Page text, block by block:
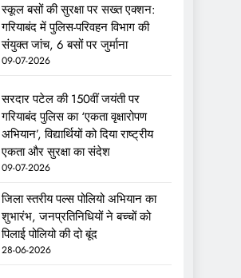
स्कूल बसों की सुरक्षा पर सख्त एक्शन:
गरियाबंद में पुलिस-परिवहन विभाग की
संयुक्त जांच, 6 बसों पर जुर्माना
09-07-2026
सरदार पटेल की 150वीं जयंती पर
गरियाबंद पुलिस का ‘एकता वृक्षारोपण
अभियान’, विद्यार्थियों को दिया राष्ट्रीय
एकता और सुरक्षा का संदेश
09-07-2026
जिला स्तरीय पल्स पोलियो अभियान का
शुभारंभ, जनप्रतिनिधियों ने बच्चों को
पिलाई पोलियो की दो बूंद
28-06-2026